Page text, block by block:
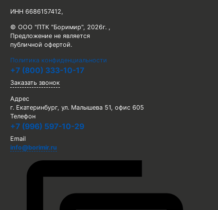
ИНН 6686157412,
© ООО "ПТК "Боримир", 2026г. ,
Предложение не является
публичной офертой.
Политика конфиденциальности
+7 (800) 333-10-17
Заказать звонок
Адрес
г. Екатеринбург, ул. Малышева 51, офис 605
Телефон
+7 (996) 597-10-29
Email
info@borimir.ru